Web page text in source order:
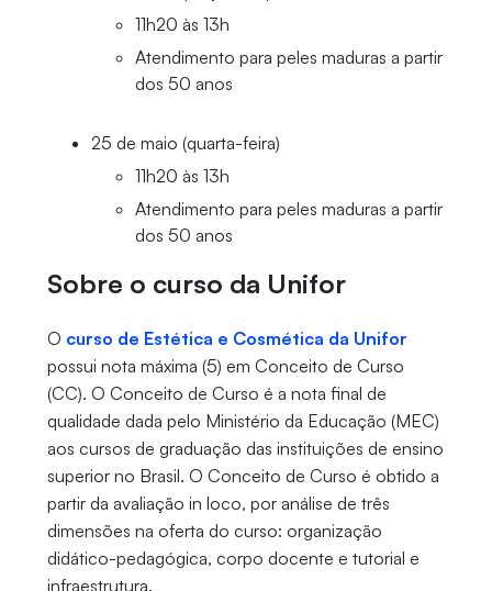
11h20 às 13h
Atendimento para peles maduras a partir
dos 50 anos
25 de maio (quarta-feira)
11h20 às 13h
Atendimento para peles maduras a partir
dos 50 anos
Sobre o curso da Unifor
O curso de Estética e Cosmética da Unifor
possui nota máxima (5) em Conceito de Curso
(CC). O Conceito de Curso é a nota final de
qualidade dada pelo Ministério da Educação (MEC)
aos cursos de graduação das instituições de ensino
superior no Brasil. O Conceito de Curso é obtido a
partir da avaliação in loco, por análise de três
dimensões na oferta do curso: organização
didático-pedagógica, corpo docente e tutorial e
infraestrutura.